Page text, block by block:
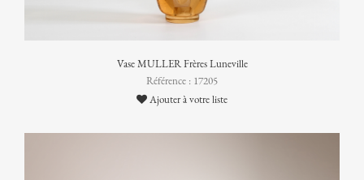
Vase MULLER Frères Luneville
Référence : 17205
Ajouter à votre liste